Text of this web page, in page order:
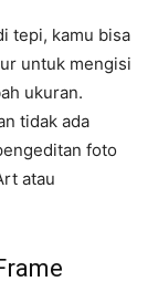
tepi, kamu bisa
untuk mengisi
ukuran.
tidak ada
foto
atau